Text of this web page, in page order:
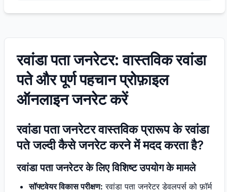
रवांडा पता जनरेटर: वास्तविक रवांडा
पते और पूर्ण पहचान प्रोफ़ाइल
ऑनलाइन जनरेट करें
रवांडा पता जनरेटर वास्तविक प्रारूप के रवांडा
पते जल्दी कैसे जनरेट करने में मदद करता है?
रवांडा पता जनरेटर के लिए विशिष्ट उपयोग के मामले
सॉफ्टवेयर विकास परीक्षण: रवांडा पता जनरेटर डेवलपर्स को फ़ॉर्म